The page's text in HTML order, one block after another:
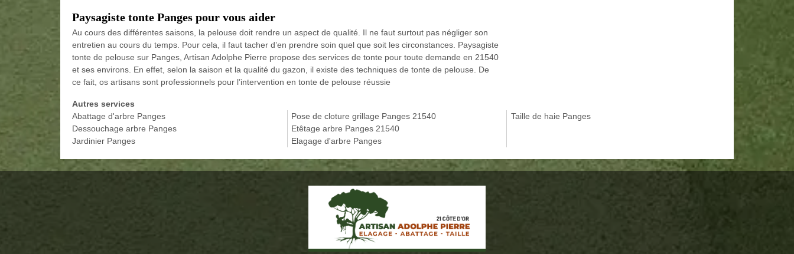
Paysagiste tonte Panges pour vous aider
Au cours des différentes saisons, la pelouse doit rendre un aspect de qualité. Il ne faut surtout pas négliger son
entretien au cours du temps. Pour cela, il faut tacher d’en prendre soin quel que soit les circonstances. Paysagiste
tonte de pelouse sur Panges, Artisan Adolphe Pierre propose des services de tonte pour toute demande en 21540
et ses environs. En effet, selon la saison et la qualité du gazon, il existe des techniques de tonte de pelouse. De
ce fait, os artisans sont professionnels pour l’intervention en tonte de pelouse réussie
Autres services
Abattage d'arbre Panges
Dessouchage arbre Panges
Jardinier Panges
Pose de cloture grillage Panges 21540
Etêtage arbre Panges 21540
Elagage d'arbre Panges
Taille de haie Panges